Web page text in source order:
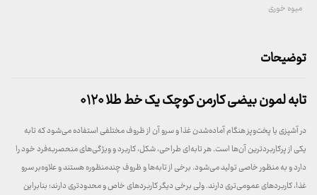
میوه خوری
توضیحات
تابه لمون بیضی کارمن کوچک یک خط طلا ۰۱۲۰
در آشپزی یا پخت‌وپز هنگام آماده‌شدن غذا و سرو آن از ظروف مختلفی استفاده می‌شود که تابه
یکی از پرکاربرد‌ترین آن‌ها است. هر تابه‌ای طراحی، شکل، کاربرد و ویژگی‌های منحصر‌به‌فرد خود را
دارد و به ‌منظور خاصی تولید می‌شود. برخی از تابه‌ها و ظروف چندمنظوره‌‌ هستند و علاوه‌بر سرو
غذا، کاربردهای عمومی‌تری دارند. ولی برخی دیگر کاربردهای خاص و محدودتری دارند؛ بنابراین